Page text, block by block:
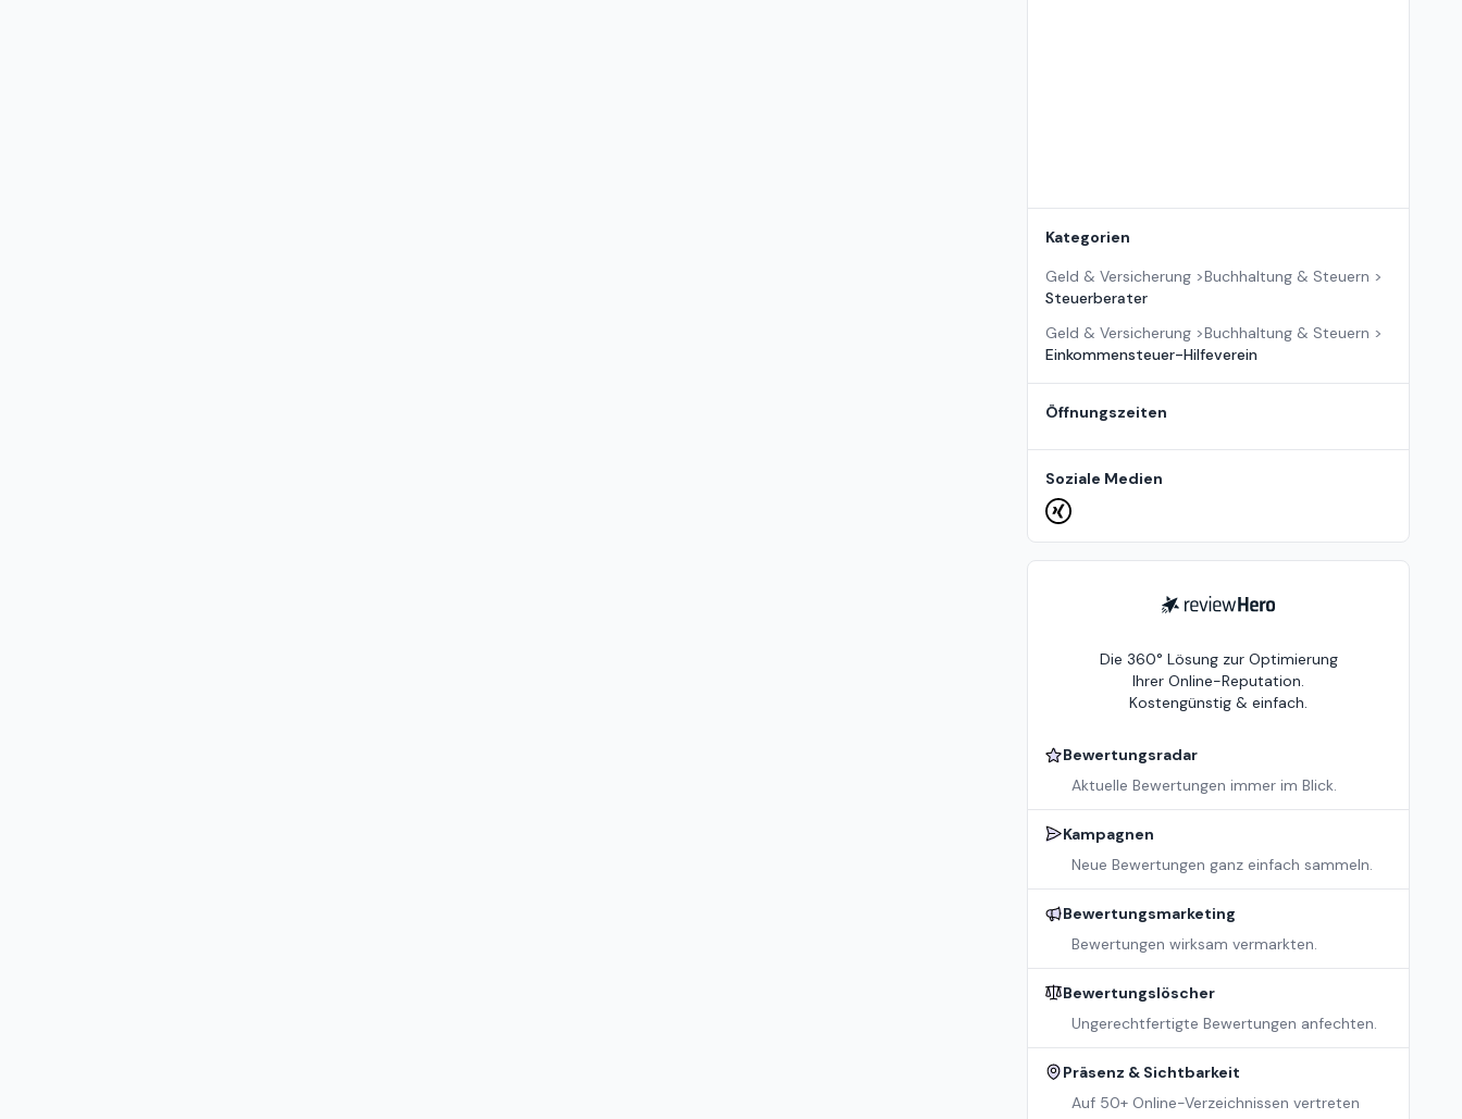
Kategorien
Geld & Versicherung >Buchhaltung & Steuern >
Steuerberater
Geld & Versicherung >Buchhaltung & Steuern >
Einkommensteuer-Hilfeverein
Öffnungszeiten
Soziale Medien
ReviewHero
Die 360° Lösung zur Optimierung
Ihrer Online-Reputation.
Kostengünstig & einfach.
Bewertungsradar
Aktuelle Bewertungen immer im Blick.
Kampagnen
Neue Bewertungen ganz einfach sammeln.
Bewertungsmarketing
Bewertungen wirksam vermarkten.
Bewertungslöscher
Ungerechtfertigte Bewertungen anfechten.
Präsenz & Sichtbarkeit
Auf 50+ Online-Verzeichnissen vertreten